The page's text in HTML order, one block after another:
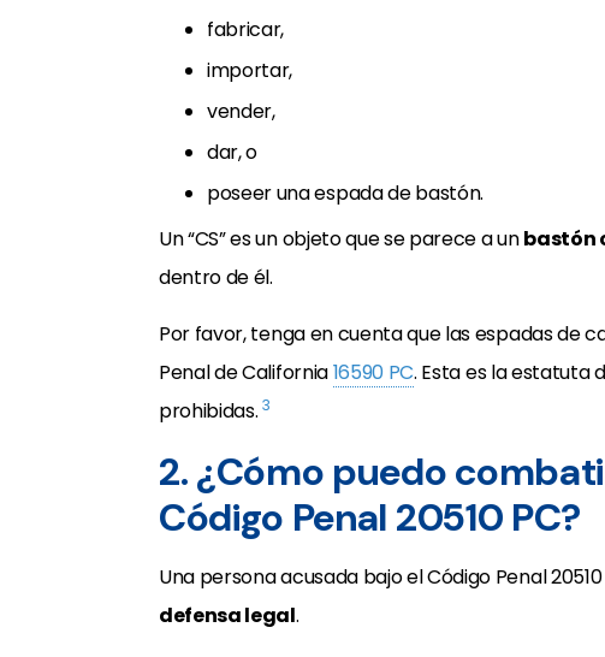
fabricar,
importar,
vender,
dar, o
poseer una espada de bastón.
Un “CS” es un objeto que se parece a unbastón
dentro de él.
Por favor, tenga en cuenta que las espadas de
Penal de California16590 PC. Esta es la estatuta
prohibidas.3
2. ¿Cómo puedo
Código Penal 20510 PC?
Una persona acusada bajo el Código Penal
defensa legal.